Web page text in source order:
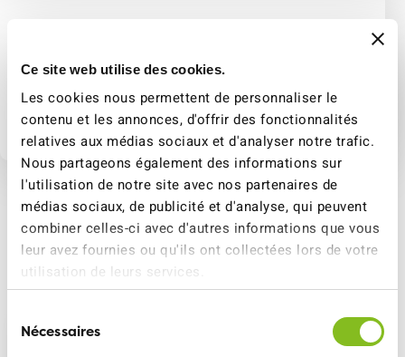
Ce site web utilise des cookies.
Les cookies nous permettent de personnaliser le
contenu et les annonces, d'offrir des fonctionnalités
relatives aux médias sociaux et d'analyser notre trafic.
Nous partageons également des informations sur
l'utilisation de notre site avec nos partenaires de
médias sociaux, de publicité et d'analyse, qui peuvent
combiner celles-ci avec d'autres informations que vous
leur avez fournies ou qu'ils ont collectées lors de votre
utilisation de leurs services.
Nécessaires
Tarifs et billets
Nos autres points forts